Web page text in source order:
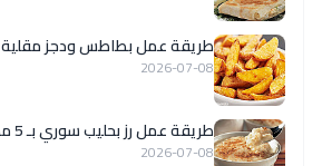
طريقة عمل بطاطس ودجز مقلية
2026-07-08
طريقة عمل رز بحليب سوري بـ 5 مكونات
2026-07-08